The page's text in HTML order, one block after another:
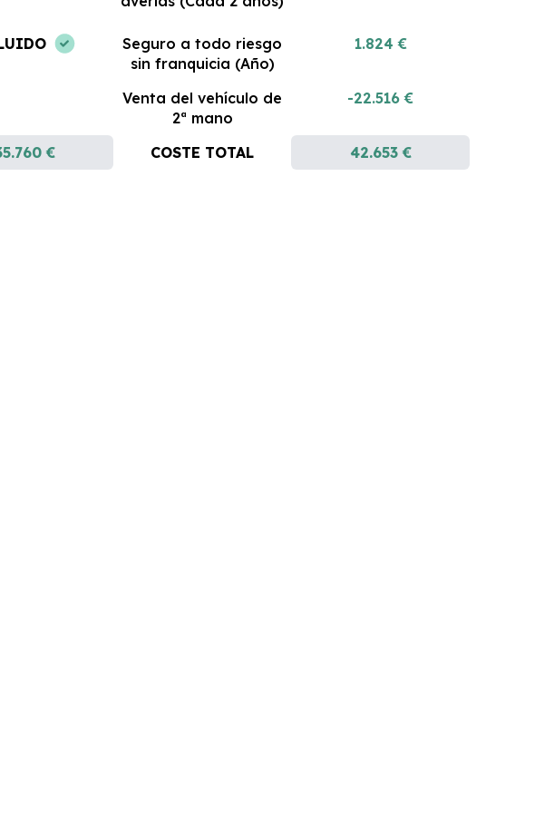
Seguro a todo riesgo
sin franquicia (Año)
1.824 €
Venta del vehículo de
2ª mano
-22.516 €
€ COSTE TOTAL 42.653 €